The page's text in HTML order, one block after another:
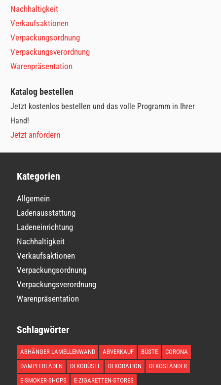
Nachhaltigkeit
Verkaufsaktionen
Verpackungsordnung
Verpackungsverordnung
Warenpräsentation
Katalog bestellen
Jetzt kostenlos bestellen und das volle Programm in Ihrer
Hand!
Jetzt anfordern
Kategorien
Allgemein
Ladenausstattung
Ladeneinrichtung
Nachhaltigkeit
Verkaufsaktionen
Verpackungsordnung
Verpackungsverordnung
Warenpräsentation
Schlagwörter
ABHÄNGER LAMELLENWAND ABVERKAUF BÜSTE
CORONA
DAMPFERLÄDEN
DEKOBÜSTE DEKORATION
DEKOSTÄNDER
E-SMOKER-SHOPS
E-ZIGARETTEN-STORES